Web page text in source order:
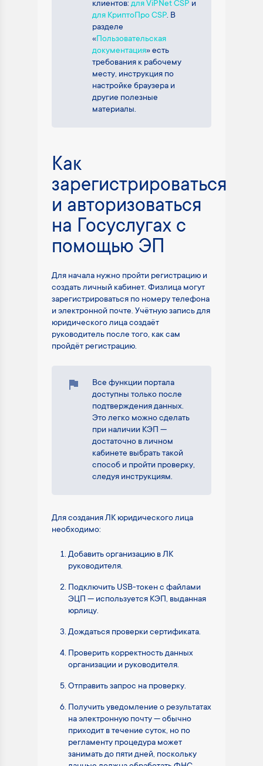
клиентов: для ViPNet CSP и
для КриптоПро CSP. В
разделе
«Пользовательская
документация» есть
требования к рабочему
месту, инструкция по
настройке браузера и
другие полезные
материалы.
Как
зарегистрироваться
и авторизоваться
на Госуслугах с
помощью ЭП
Для начала нужно пройти регистрацию и
создать личный кабинет. Физлица могут
зарегистрироваться по номеру телефона
и электронной почте. Учётную запись для
юридического лица создаёт
руководитель после того, как сам
пройдёт регистрацию.
Все функции портала
доступны только после
подтверждения данных.
Это легко можно сделать
при наличии КЭП —
достаточно в личном
кабинете выбрать такой
способ и пройти проверку,
следуя инструкциям.
Для создания ЛК юридического лица
необходимо:
Добавить организацию в ЛК
руководителя.
Подключить USB-токен с файлами
ЭЦП — используется КЭП, выданная
юрлицу.
Дождаться проверки сертификата.
Проверить корректность данных
организации и руководителя.
Отправить запрос на проверку.
Получить уведомление о результатах
на электронную почту — обычно
приходит в течение суток, но по
регламенту процедура может
занимать до пяти дней, поскольку